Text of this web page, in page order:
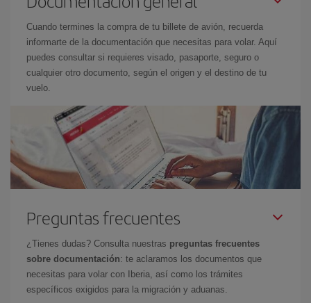
Cuando termines la compra de tu billete de avión, recuerda
informarte de la documentación que necesitas para volar. Aquí
puedes consultar si requieres visado, pasaporte, seguro o
cualquier otro documento, según el origen y el destino de tu
vuelo.
Preguntas frecuentes
¿Tienes dudas? Consulta nuestras preguntas frecuentes
sobre documentación: te aclaramos los documentos que
necesitas para volar con Iberia, así como los trámites
específicos exigidos para la migración y aduanas.